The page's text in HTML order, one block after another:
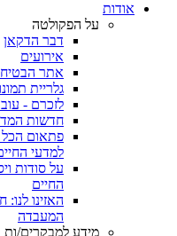
אודות
על הפקולטה
דבר הדקאן
אירועים
אתר
גלריית
לזכרם -
חדשות
פתאום הכל
למדעי
על סודות
החיים
האזינו
המעבדה
מידע למבקרים/ות